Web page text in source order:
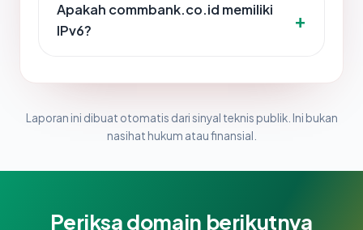
Apakah commbank.co.id memiliki
IPv6?
Laporan ini dibuat otomatis dari sinyal teknis publik. Ini bukan
nasihat hukum atau finansial.
Periksa domain berikutnya